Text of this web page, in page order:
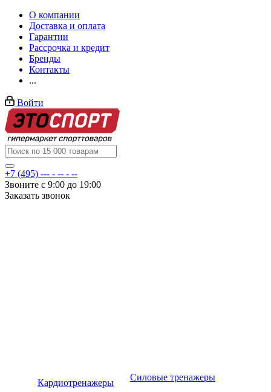
О компании
Доставка и оплата
Гарантии
Рассрочка и кредит
Бренды
Контакты
...
Войти
+7 (495) --- - -- - --
Звоните с 9:00 до 19:00
Заказать звонок
Кардиотренажеры
Силовые тренажеры